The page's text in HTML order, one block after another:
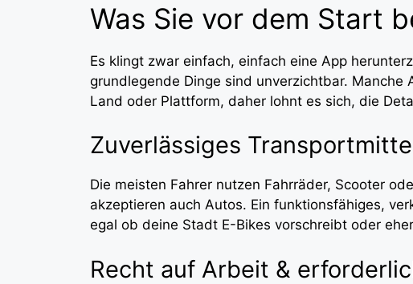
Was Sie vor dem Start
Es klingt zwar einfach, einfach eine App
grundlegende Dinge sind unverzichtbar. Manche
Land oder Plattform, daher lohnt es sich, die
Zuverlässiges
Die meisten Fahrer nutzen Fahrräder, Scooter
akzeptieren auch Autos. Ein funktionsfähiges,
egal ob deine Stadt E-Bikes vorschreibt oder
Recht auf Arbeit &